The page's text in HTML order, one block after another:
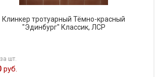
Клинкер тротуарный Тёмно-красный
"Эдинбург" Классик, ЛСР
шт.
руб.